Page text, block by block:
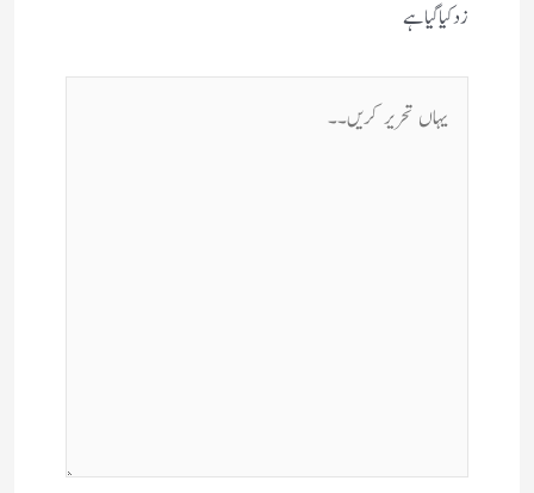
زد کیا گیا ہے
یہاں
تحریر